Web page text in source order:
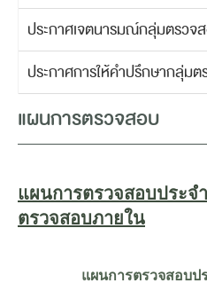
ประกาศเจตนารมณ์กลุ่มตรวจ
ประกาศการให้คำปรึกษากลุ่ม
แผนการตรวจสอบ
แผนการตรวจสอบประ
ตรวจสอบภายใน
แผนการตรวจสอบป